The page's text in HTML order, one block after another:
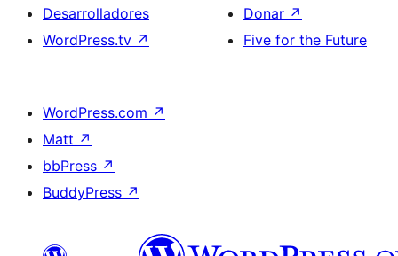
Desarrolladores
WordPress.tv ↗
Donar ↗
Five for the Future
WordPress.com ↗
Matt ↗
bbPress ↗
BuddyPress ↗